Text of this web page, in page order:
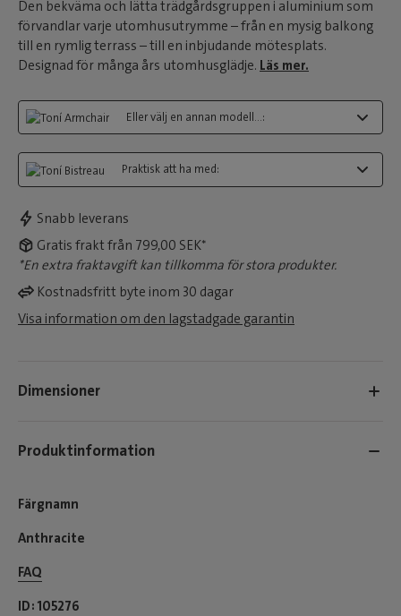
Den bekväma och lätta trädgårdsgruppen i aluminium som
förvandlar varje utomhusutrymme – från en mysig balkong
till en rymlig terrass – till en inbjudande mötesplats.
Designad för många års utomhusglädje. Läs mer.
Eller välj en annan modell...:
Praktisk att ha med:
Snabb leverans
Gratis frakt från 799,00 SEK*
*En extra fraktavgift kan tillkomma för stora produkter.
Kostnadsfritt byte inom 30 dagar
Visa information om den lagstadgade garantin
Dimensioner
Produktinformation
Färgnamn
Anthracite
FAQ
ID 105276